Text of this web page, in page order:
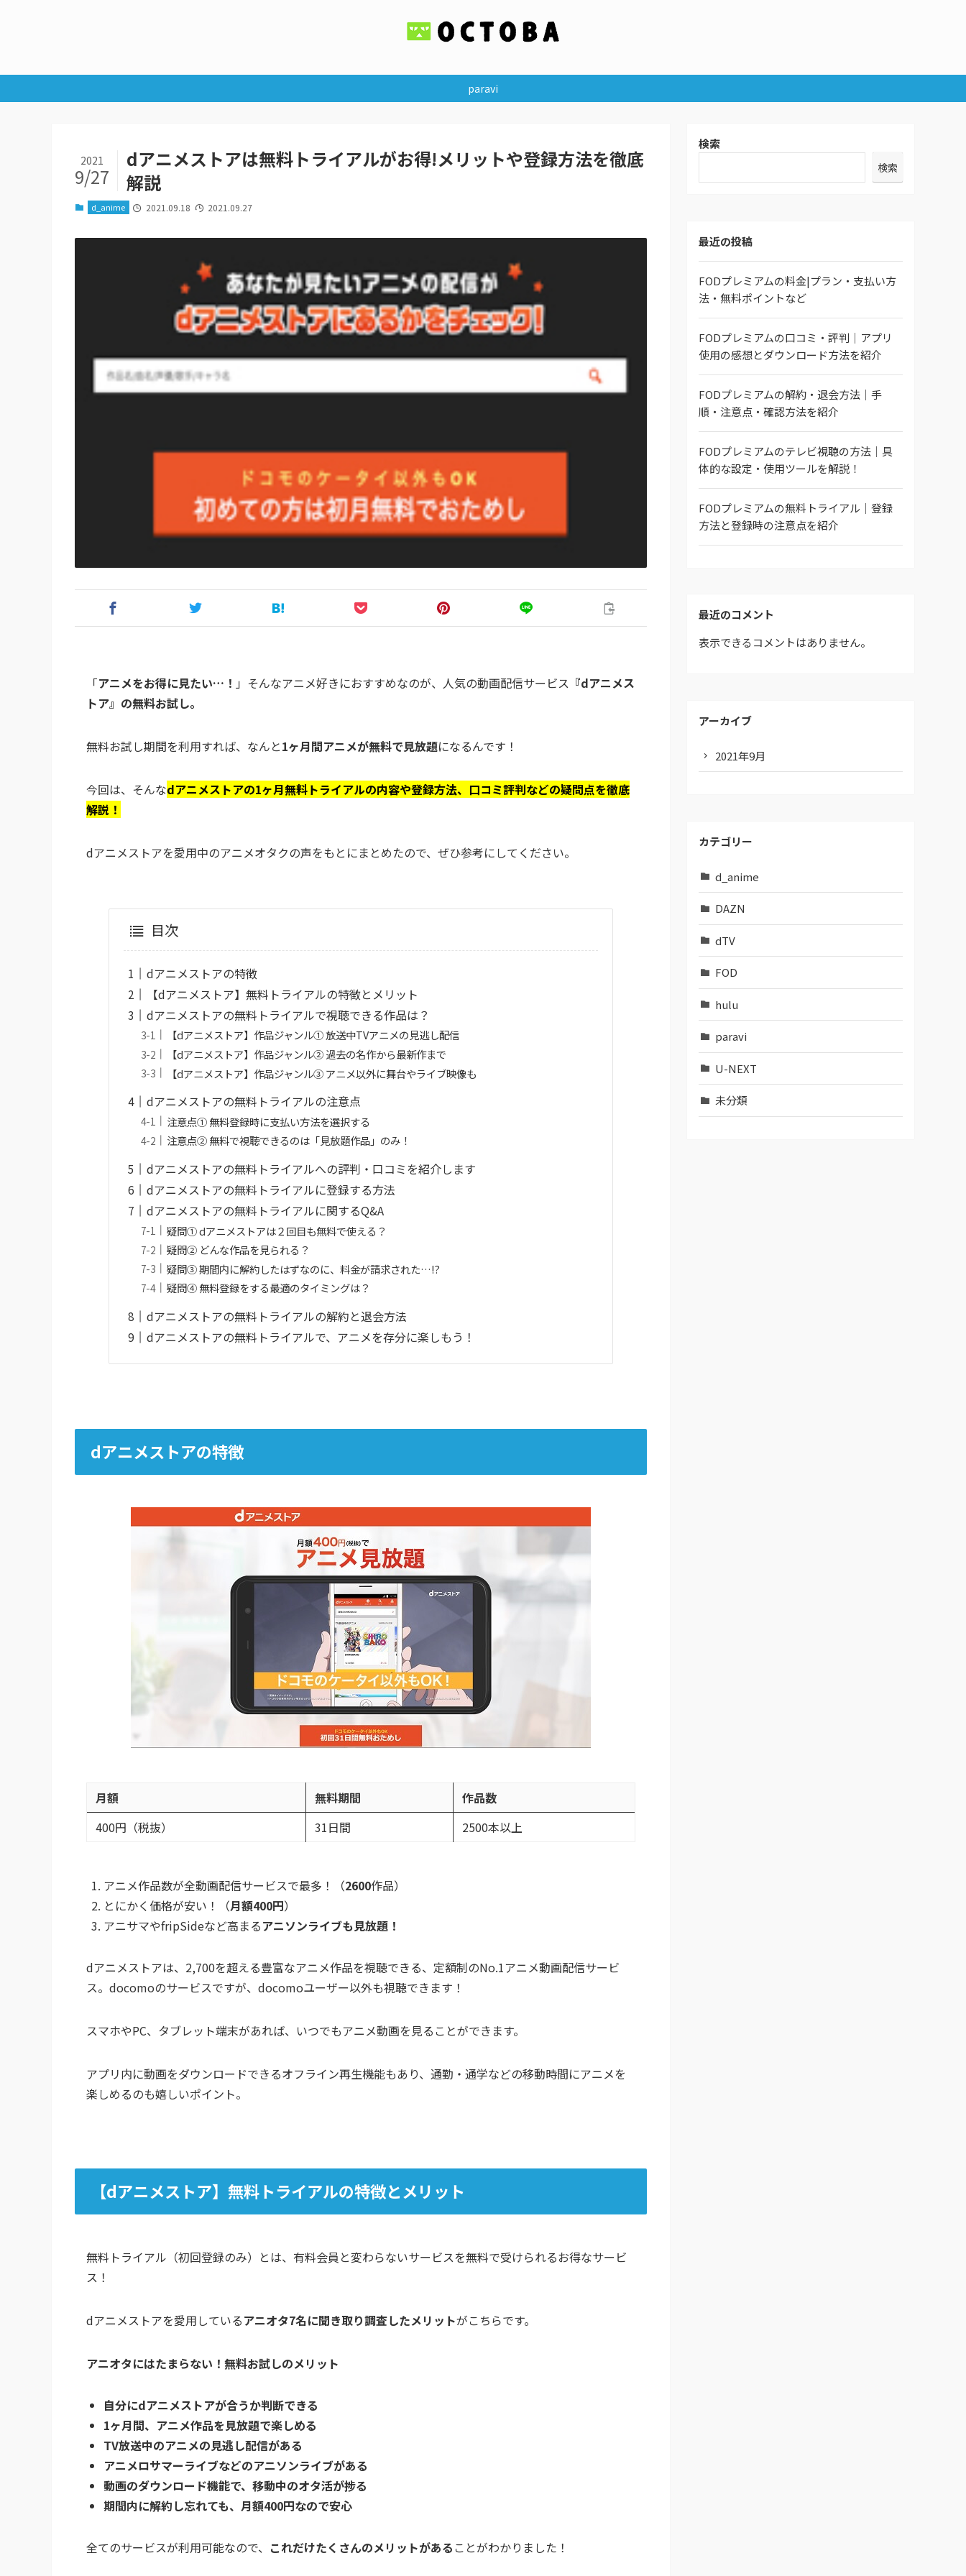
paravi
dアニメストアは無料トライアルがお得!メリットや登録方法を徹底
解説
2021
9/27
d_anime 2021.09.18 2021.09.27
「アニメをお得に見たい…！ 」そんなアニメ好きにおすすめなのが、人気の動画配信サービス 『dアニメス
トア』の無料お試し。
無料お試し期間を利用すれば、なんと1ヶ月間アニメが無料で見放題になるんです！
今回は、そんなdアニメストアの1ヶ月無料トライアルの内容や登録方法、口コミ評判などの疑問点を徹底
解説！
dアニメストアを愛用中のアニメオタクの声をもとにまとめたので、ぜひ参考にしてください。
目次
dアニメストアの特徴
【dアニメストア】無料トライアルの特徴とメリット
dアニメストアの無料トライアルで視聴できる作品は？
【dアニメストア】作品ジャンル① 放送中TVアニメの見逃し配信
【dアニメストア】作品ジャンル② 過去の名作から最新作まで
【dアニメストア】作品ジャンル③ アニメ以外に舞台やライブ映像も
dアニメストアの無料トライアルの注意点
注意点① 無料登録時に支払い方法を選択する
注意点② 無料で視聴できるのは「見放題作品」のみ！
dアニメストアの無料トライアルへの評判・口コミを紹介します
dアニメストアの無料トライアルに登録する方法
dアニメストアの無料トライアルに関するQ&A
疑問① dアニメストアは２回目も無料で使える？
疑問② どんな作品を見られる？
疑問③ 期間内に解約したはずなのに、料金が請求された…!?
疑問④ 無料登録をする最適のタイミングは？
dアニメストアの無料トライアルの解約と退会方法
dアニメストアの無料トライアルで、アニメを存分に楽しもう！
dアニメストアの特徴
月額 無料期間
作品数
400円（税抜）
31日間 2500本以上
アニメ作品数が全動画配信サービスで最多！（2600作品）
とにかく価格が安い！（月額400円）
アニサマやfripSideなど高まるアニソンライブも見放題！
dアニメストアは、2,700を超える豊富なアニメ作品を視聴できる、定額制のNo.1アニメ動画配信サービ
ス。docomoのサービスですが、docomoユーザー以外も視聴できます！
スマホやPC、タブレット端末があれば、いつでもアニメ動画を見ることができます。
アプリ内に動画をダウンロードできるオフライン再生機能もあり、通勤・通学などの移動時間にアニメを
楽しめるのも嬉しいポイント。
【dアニメストア】無料トライアルの特徴とメリット
無料トライアル（初回登録のみ）とは、有料会員と変わらないサービスを無料で受けられるお得なサービ
ス！
dアニメストアを愛用しているアニオタ7名に聞き取り調査したメリットがこちらです。
アニオタにはたまらない！無料お試しのメリット
自分にdアニメストアが合うか判断できる
1ヶ月間、アニメ作品を見放題で楽しめる
TV放送中のアニメの見逃し配信がある
アニメロサマーライブなどのアニソンライブがある
動画のダウンロード機能で、移動中のオタ活が捗る
期間内に解約し忘れても、月額400円なので安心
全てのサービスが利用可能なので、 これだけたくさんのメリットがある ことがわかりました！
検索
検索
最近の投稿
FODプレミアムの料金|プラン・支払い方
法・無料ポイントなど
FODプレミアムの口コミ・評判｜アプリ
使用の感想とダウンロード方法を紹介
FODプレミアムの解約・退会方法｜手
順・注意点・確認方法を紹介
FODプレミアムのテレビ視聴の方法｜具
体的な設定・使用ツールを解説！
FODプレミアムの無料トライアル｜登録
方法と登録時の注意点を紹介
最近のコメント
表示できるコメントはありません。
アーカイブ
2021年9月
カテゴリー
d_anime
DAZN
dTV
FOD
hulu
paravi
U-NEXT
未分類